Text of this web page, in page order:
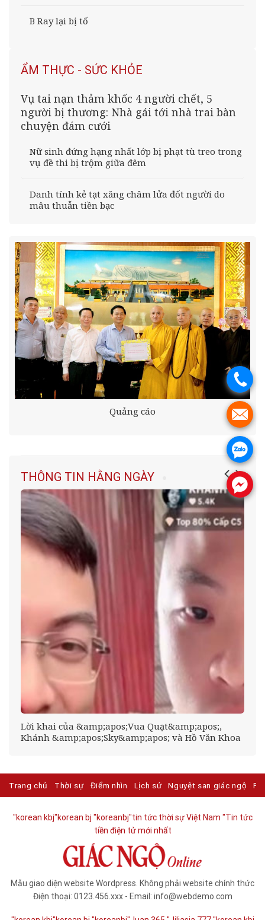
B Ray lại bị tố
ẨM THỰC - SỨC KHỎE
Vụ tai nạn thảm khốc 4 người chết, 5
người bị thương: Nhà gái tới nhà trai bàn
chuyện đám cưới
Nữ sinh đứng hạng nhất lớp bị phạt tù treo trong
vụ đề thi bị trộm giữa đêm
Danh tính kẻ tạt xăng châm lửa đốt người do
mâu thuẫn tiền bạc
Quảng cáo
THÔNG TIN HẰNG NGÀY
Lời khai của &amp;apos;Vua Quạt&amp;apos;,
Khánh &amp;apos;Sky&amp;apos; và Hồ Văn Khoa
Trang chủ Thời sự Điểm nhìn Lịch sử Nguyệt san giác ngộ
"korean kbj​"korean bj "koreanbj​"tin tức thời sự Việt Nam "Tin tức
tiền điện tử mới nhất​
Mẫu giao diện website Wordpress. Không phải website chính thức
Điện thoại: 0123.456.xxx - Email: info@webdemo.com
.
.
.
.